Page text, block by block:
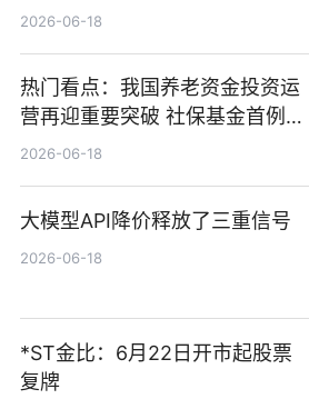
1000万港元
2026-06-18
热门看点：我国养老资金投资运
营再迎重要突破 社保基金首例期
货账户完成开立
2026-06-18
大模型API降价释放了三重信号
2026-06-18
*ST金比：6月22日开市起股票
复牌